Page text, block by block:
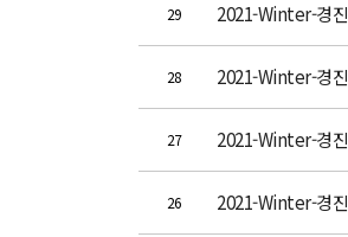
29 2021-Winter-경
28 2021-Winter-경
27 2021-Winter-경
26 2021-Winter-경